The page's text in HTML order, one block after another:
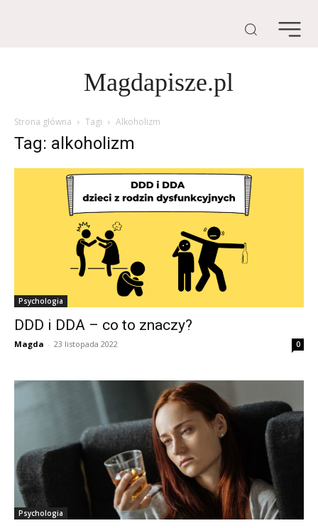
Magdapisze.pl
Strona główna Tagi Alkoholizm
Tag: alkoholizm
Psychologia
DDD i DDA – co to znaczy?
Magda - 23 listopada 2022 0
Psychologia